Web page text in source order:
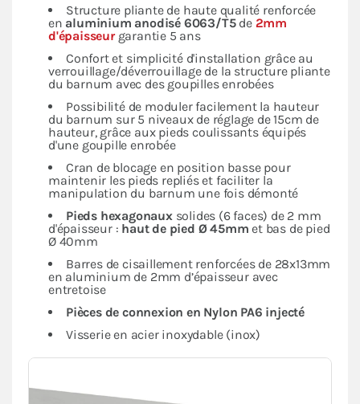
Structure pliante de haute qualité renforcée
en aluminium anodisé 6063/T5de 2mm
d'épaisseurgarantie 5 ans
Confort et simplicité d'installation grâce au
verrouillage/déverrouillage de la structure pliante
du barnum avec des goupilles enrobées
Possibilité de moduler facilement la hauteur
du barnum sur 5 niveaux de réglage de 15cm de
hauteur, grâce aux pieds coulissants équipés
d'une goupille enrobée
Cran de blocage en position basse pour
maintenir les pieds repliés et faciliter la
manipulation du barnum une fois démonté
Pieds hexagonauxsolides (6 faces) de 2 mm
d'épaisseur : haut de pied Ø 45mm et bas de pied
Ø 40mm
Barres de cisaillement renforcées de 28x13mm
en aluminium de 2mm d’épaisseur avec
entretoise
Pièces de connexion en Nylon PA6 injecté
Visserie en acier inoxydable (inox)